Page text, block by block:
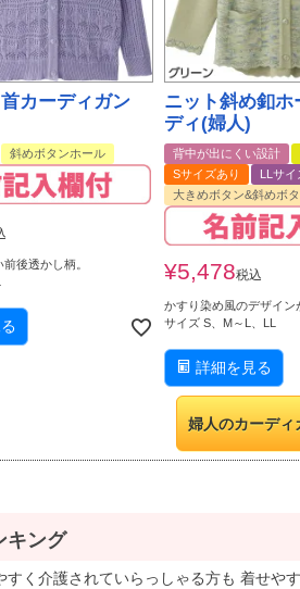
カーディガン
斜めボタンホール
後透かし柄。
ニット斜め釦ホ
ディ(婦人)
背中が出にくい設計
Sサイズあり
LLサイ
大きめボタン&斜めボ
¥5,478税込
かすり染め風のデザイン
サイズ S、M～L、LL
詳細を見る
婦人のカーディ
キング
く介護されていらっしゃる方も 着せや